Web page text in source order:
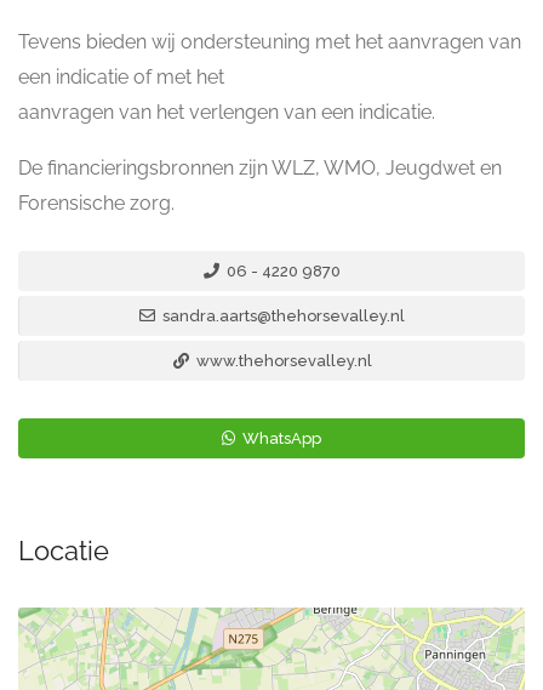
Tevens bieden wij ondersteuning met het aanvragen van
een indicatie of met het
aanvragen van het verlengen van een indicatie.
De financieringsbronnen zijn WLZ, WMO, Jeugdwet en
Forensische zorg.
06 - 4220 9870
sandra.aarts@thehorsevalley.nl
www.thehorsevalley.nl
WhatsApp
Locatie